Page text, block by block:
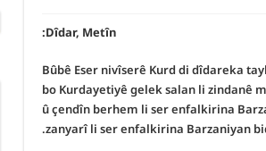
Dîdar, Metîn:
Bûbê Eser nivîserê Kurd di dîdareka
bo Kurdayetiyê gelek salan li zindanê
û çendîn berhem li ser enfalkirina
zanyarî li ser enfalkirina Barzaniyan